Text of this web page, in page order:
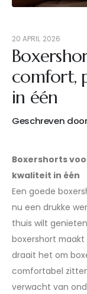
20 APRIL 2026
comfort,
in één
Geschreven door
Boxershorts
kwaliteit in één
Een goede
nu een drukke
thuis wilt
boxershort maakt
draait het om
comfortabel
verwacht van